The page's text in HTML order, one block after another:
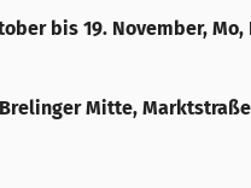
bis 19. November, Mo,
Mitte,